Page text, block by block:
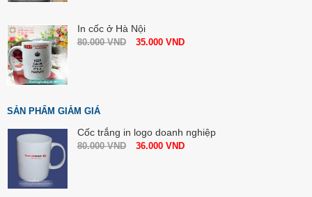
In cốc ở Hà Nội
80.000VND 35.000 VND
SẢN PHẨM GIẢM GIÁ
Cốc trắng in logo doanh nghiệp
80.000VND 36.000 VND